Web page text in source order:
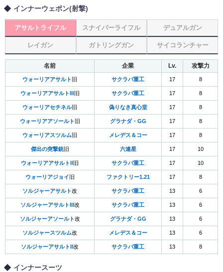
インナーウェポン(射撃)
アサルトライフル スナイパーライフル デュアルガン
レイガン ガトリングガン サイコランチャー
名前 企業 Lv. 攻撃力
ウォーリアアサルト 旧 サクラバ重工 17 8
ウォーリアアサルトIII 旧 サクラバ重工 17 8
ウォーリアセチネル旧 偽りなき真心堂 17 8
ウォーリアアソールト 旧 グラナダ・GG 17 8
ウォーリアスツルム 旧 メレデス＆コー 17 8
傑出の突撃銃旧 六連星 17 10
ウォーリアアサルトII 旧 サクラバ重工 17 10
ウォーリアジョイ 旧 ファクトリー1.21 17 8
ソルジャーアサルト改 サクラバ重工 13 6
ソルジャーアサルトIII 改 サクラバ重工 13 6
ソルジャーアソールト改 グラナダ・GG 13 6
ソルジャースツルム改 メレデス＆コー 13 6
ソルジャーアサルトII 改 サクラバ重工 13 8
インナースーツ